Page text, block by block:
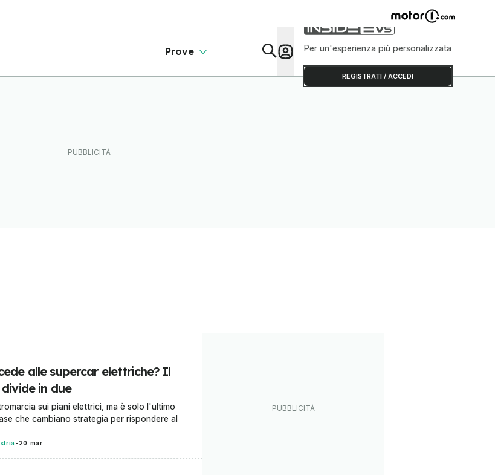
Prove Per un'esperienza più personalizzata
REGISTRATI / ACCEDI
alle supercar elettriche? Il
in due
sui piani elettrici, ma è solo l'ultimo
che cambiano strategia per rispondere al
- 20 mar